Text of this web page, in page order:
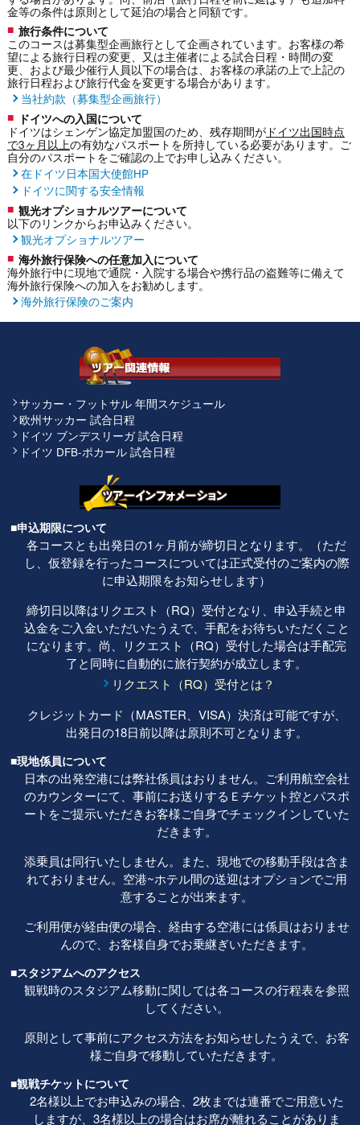
金等の条件は原則として延泊の場合と同額です。
旅行条件について
このコースは募集型企画旅行として企画されています。お客様の希
望による旅行日程の変更、又は主催者による試合日程・時間の変
更、および最少催行人員以下の場合は、お客様の承諾の上で上記の
旅行日程および旅行代金を変更する場合があります。
当社約款（募集型企画旅行）
ドイツへの入国について
ドイツはシェンゲン協定加盟国のため、残存期間がドイツ出国時点
で3ヶ月以上の有効なパスポートを所持している必要があります。ご
自分のパスポートをご確認の上でお申し込みください。
在ドイツ日本国大使館HP
ドイツに関する安全情報
観光オプショナルツアーについて
以下のリンクからお申込みください。
観光オプショナルツアー
海外旅行保険への任意加入について
海外旅行中に現地で通院・入院する場合や携行品の盗難等に備えて
海外旅行保険への加入をお勧めします。
海外旅行保険のご案内
サッカー・フットサル 年間スケジュール
欧州サッカー 試合日程
ドイツ ブンデスリーガ 試合日程
ドイツ DFB-ポカール 試合日程
■申込期限について
各コースとも出発日の1ヶ月前が締切日となります。（ただ
し、仮登録を行ったコースについては正式受付のご案内の際
に申込期限をお知らせします）
締切日以降はリクエスト（RQ）受付となり、申込手続と申
込金をご入金いただいたうえで、手配をお待ちいただくこと
になります。尚、リクエスト（RQ）受付した場合は手配完
了と同時に自動的に旅行契約が成立します。
リクエスト（RQ）受付とは？
クレジットカード（MASTER、VISA）決済は可能ですが、
出発日の18日前以降は原則不可となります。
■現地係員について
日本の出発空港には弊社係員はおりません。ご利用航空会社
のカウンターにて、事前にお送りするＥチケット控とパスポ
ートをご提示いただきお客様ご自身でチェックインしていた
だきます。
添乗員は同行いたしません。また、現地での移動手段は含ま
れておりません。空港~ホテル間の送迎はオプションでご用
意することが出来ます。
ご利用便が経由便の場合、経由する空港には係員はおりませ
んので、お客様自身でお乗継ぎいただきます。
■スタジアムへのアクセス
観戦時のスタジアム移動に関しては各コースの行程表を参照
してください。
原則として事前にアクセス方法をお知らせしたうえで、お客
様ご自身で移動していただきます。
■観戦チケットについて
2名様以上でお申込みの場合、2枚までは連番でご用意いた
しますが、3名様以上の場合はお席が離れることがありま